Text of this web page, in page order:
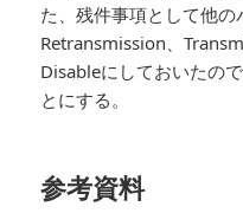
た、残件事項として他
Retransmission、
Disableにしておいたの
とにする。
参考資料